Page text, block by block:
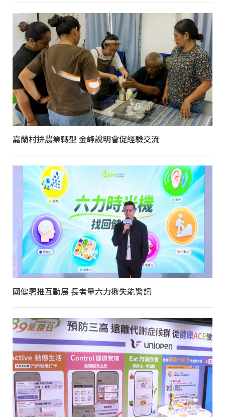
嘉蘭村拚農業轉型 金峰說明會促經驗交流
國健署推互動展 長者量六力揪失能警訊